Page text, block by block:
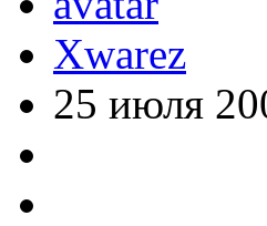
Xwarez
25 июля